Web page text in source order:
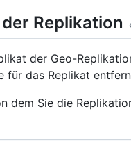
Replikation
der Geo-
für das Replikat
dem Sie die